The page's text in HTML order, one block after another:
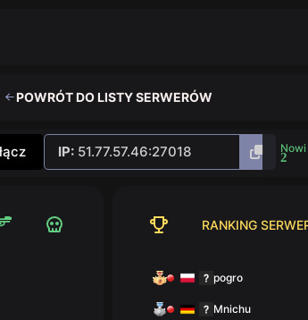
POWRÓT DO LISTY SERWERÓW
IP: 51.77.57.46:27018 2
RANKING
pogro
Mnichu